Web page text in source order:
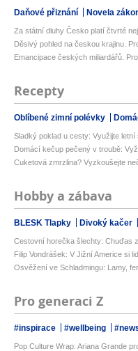
Daňové přiznání Novela
Za státní dluhy Česko platí čtvrté
Děsivý pohled na českou krajinu.
Emancipace českých miliardářů.
Recepty
Oblíbené zimní polévky
Sladký poklad u cesty: Využijte letní
Domácí kečup pečený v troubě:
Cuketová zmrzlina? Vyzkoušejte
Hobby a zábava
BLESK Tlapky Divoký kačer
Cestovní horečka šlechty: Chuďas
Filip Vondrášek: V Jižní Americe si
Osvěžení ve Schladmingu: Lamy,
Pro generaci Z
#inspirace #wellbeing
Pop Culture Wrap: Ariana Grande